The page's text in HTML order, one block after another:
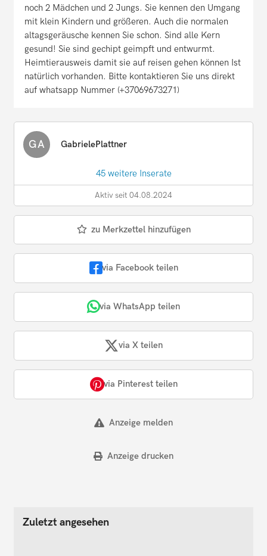
noch 2 Mädchen und 2 Jungs. Sie kennen den Umgang
mit klein Kindern und größeren. Auch die normalen
altagsgeräusche kennen Sie schon. Sind alle Kern
gesund! Sie sind gechipt geimpft und entwurmt.
Heimtierausweis damit sie auf reisen gehen können Ist
natürlich vorhanden. Bitte kontaktieren Sie uns direkt
auf whatsapp Nummer (+37069673271)
GA GabrielePlattner
45 weitere Inserate
Aktiv seit 04.08.2024
zu Merkzettel hinzufügen
via Facebook teilen
via WhatsApp teilen
via X teilen
via Pinterest teilen
Anzeige melden
Anzeige drucken
Zuletzt angesehen